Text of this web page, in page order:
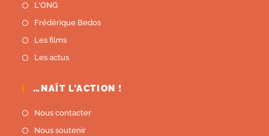
L'ONG
Frédérique Bedos
Les films
Les actus
…NAÎT L’ACTION !
Nous contacter
Nous soutenir